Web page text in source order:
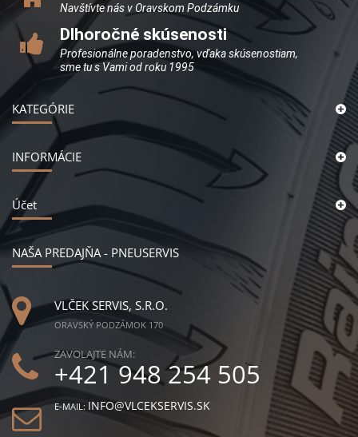
Navštívte nás v Oravskom Podzámku
Dlhoročné skúsenosti
Profesionálne poradenstvo, vďaka skúsenostiam,
sme tu s Vami od roku 1995
KATEGÓRIE
INFORMÁCIE
Účet
NAŠA PREDAJŇA - PNEUSERVIS
VLČEK SERVIS, S.R.O.
ORAVSKÝ PODZÁMOK 170
ZAVOLAJTE NÁM:
+421 948 254 505
E-MAIL: INFO@VLCEKSERVIS.SK